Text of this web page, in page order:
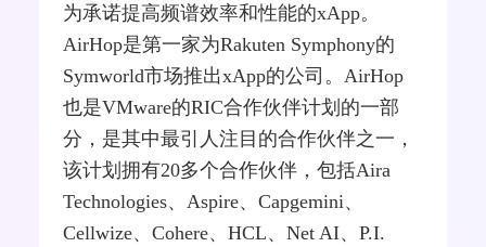
为承诺提高频谱效率和性能的xApp。
AirHop是第一家为Rakuten Symphony的
Symworld市场推出xApp的公司。AirHop
也是VMware的RIC合作伙伴计划的一部
分，是其中最引人注目的合作伙伴之一，
该计划拥有20多个合作伙伴，包括Aira
Technologies、Aspire、Capgemini、
Cellwize、Cohere、HCL、Net AI、P.I.